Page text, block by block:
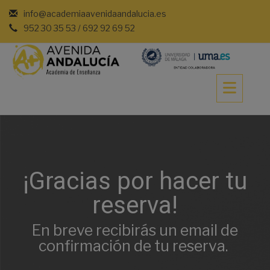
contenido
info@academiaavenidaandalucia.es
952 30 35 53 / 692 92 69 52
¡Gracias por hacer tu
reserva!
En breve recibirás un email de
confirmación de tu reserva.